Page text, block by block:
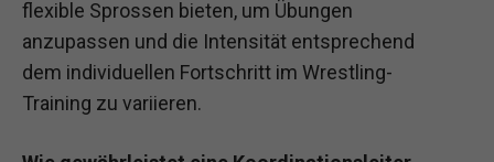
flexible Sprossen bieten, um Übungen
anzupassen und die Intensität entsprechend
dem individuellen Fortschritt im Wrestling-
Training zu variieren.